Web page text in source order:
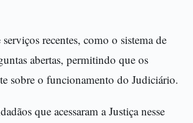
recentes, como o sistema de
abertas, permitindo que os
sobre o funcionamento do Judiciário.
que acessaram a Justiça nesse